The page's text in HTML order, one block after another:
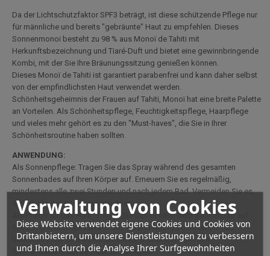
Verwaltung von Cookies
Diese Website verwendet eigene Cookies und Cookies von
Drittanbietern, um unsere Dienstleistungen zu verbessern
und Ihnen durch die Analyse Ihrer Surfgewohnheiten
Da der Lichtschutzfaktor SPF3 beträgt, ist diese schützende Pflege nur
für männliche und bereits "gebräunte" Haut zu empfehlen. Dieses
Sonnenmonoi besteht zu 98 % aus Monoï de Tahiti mit
Herkunftsbezeichnung und Tiaré-Duft und bietet eine gewinnbringende
Kombi, mit der Sie Ihre Bräunungssitzung genießen können.
Dieses Monoï de Tahiti ist garantiert parabenfrei und kann daher selbst
von der empfindlichsten Haut verwendet werden.
Schönheitsgeheimnis der Frauen auf Tahiti, Monoï hat eine breite Palette
an Vorteilen. Als Schönheitspflege, Feuchtigkeitspflege, Haarpflege
und vieles mehr gehört es zu den "Must-haves", die Sie in Ihrer
Schönheitsroutine haben sollten.
ANWENDUNG:
Als Sonnenpflege: Tragen Sie das Spray während des gesamten
Sonnenbades auf Ihren Körper auf. Erneuern Sie es regelmäßig,
mindestens alle zwei Stunden und nach jedem Bad. Vermeiden Sie es,
sich direkt der Sonne auszusetzen.
Als Pflege für das Haar: Tragen Sie das Öl nach dem Sonnenbad auf
Ihre Längen und Spitzen auf. Am Abend shampoonieren Sie das
überschüssige Öl. Vermeiden Sie es, Monoi während des
Sonnenbadens auf Ihr Haar aufzutragen.